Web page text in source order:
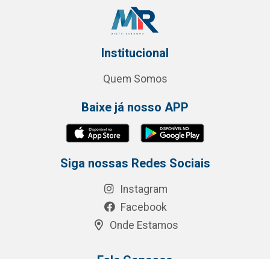
Institucional
Quem Somos
Baixe já nosso APP
Siga nossas Redes Sociais
Instagram
Facebook
Onde Estamos